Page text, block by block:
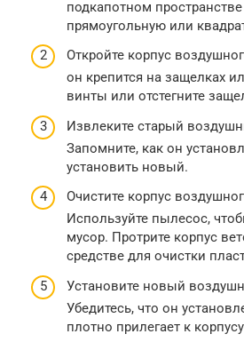
подкапотном
прямоугольную или
Откройте корпус
он крепится на защелках
винты или отстегните
Извлеките старый
Запомните, как он
установить новый.
Очистите корпус
Используйте пылесос,
мусор. Протрите корпус
средстве для очистки
Установите новый
Убедитесь, что он
плотно прилегает к